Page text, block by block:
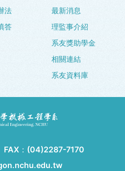
法
答
最新消息
理監事介紹
系友獎助學金
相關連結
系友資料庫
FAX： (04)2287-7170